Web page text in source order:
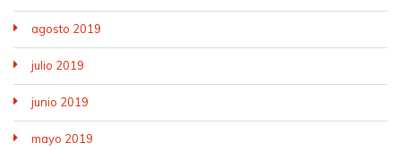
agosto 2019
julio 2019
junio 2019
mayo 2019